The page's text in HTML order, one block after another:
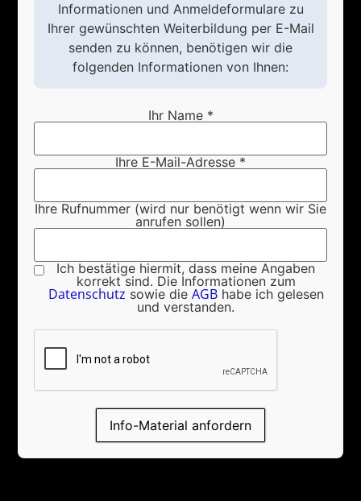
Informationen und Anmeldeformulare zu
Ihrer gewünschten Weiterbildung per E-Mail
senden zu können, benötigen wir die
folgenden Informationen von Ihnen:
Ihr Name *
Ihre E-Mail-Adresse *
Ihre Rufnummer (wird nur benötigt wenn wir Sie
anrufen sollen)
Ich bestätige hiermit, dass meine Angaben
korrekt sind. Die Informationen zum
Datenschutz sowie die AGBhabe ich gelesen
und verstanden.
Info-Material anfordern